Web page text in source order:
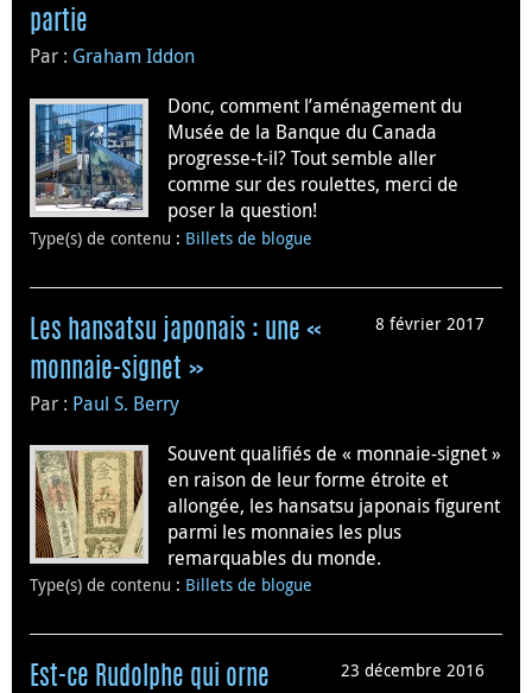
partie
Par : Graham Iddon
Donc, comment l’aménagement du
Musée de la Banque du Canada
progresse-t-il? Tout semble aller
comme sur des roulettes, merci de
poser la question!
Type(s) de contenu : Billets de blogue
8 février 2017
Les hansatsu japonais : une «
monnaie-signet »
Par : Paul S. Berry
Souvent qualifiés de « monnaie-signet »
en raison de leur forme étroite et
allongée, les hansatsu japonais figurent
parmi les monnaies les plus
remarquables du monde.
Type(s) de contenu : Billets de blogue
23 décembre 2016
Est-ce Rudolphe qui orne